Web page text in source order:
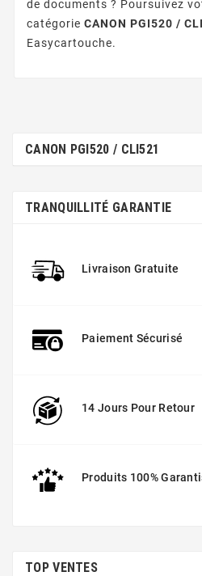
de documents ? Poursuivez
catégorie CANON PGI520 /
Easycartouche.
CANON PGI520 / CLI521
TRANQUILLITÉ GARANTIE
Livraison Gratuite
Paiement Sécurisé
14 Jours Pour Retour
Produits 100%
TOP VENTES